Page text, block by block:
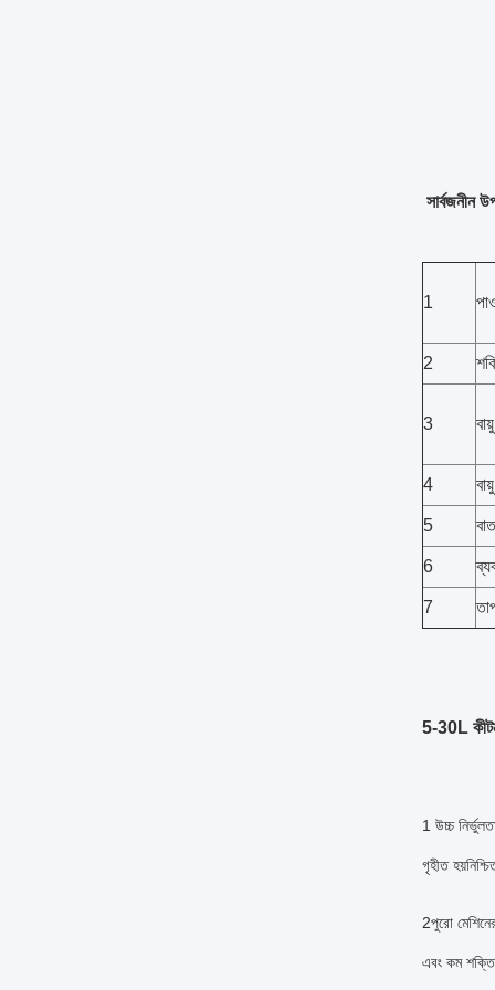
সার্বজনীন
1
2
3
4
5
6
7
5-30L
1 উচ্চ
গৃহীত হয়
2পুরো
এবং কম